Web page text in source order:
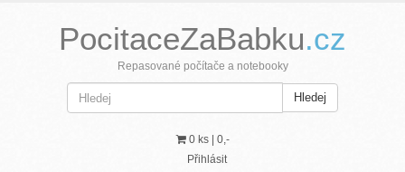
PocitaceZaBabku.cz
Repasované počítače a notebooky
Hledej
0 ks | 0,-
Přihlásit